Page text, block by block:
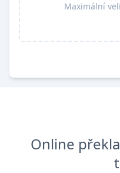
Maximální
Online